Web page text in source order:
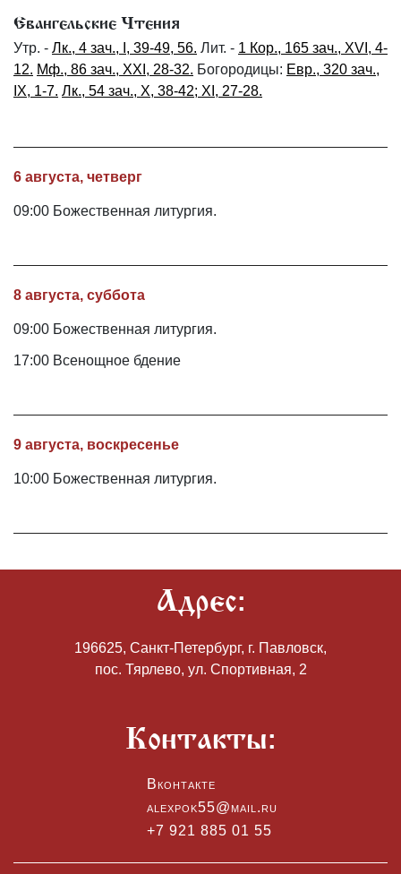
Евангельские Чтения
Утр. - Лк., 4 зач., I, 39-49, 56. Лит. - 1 Кор., 165 зач., XVI, 4-
12. Мф., 86 зач., XXI, 28-32. Богородицы: Евр., 320 зач.,
IX, 1-7. Лк., 54 зач., X, 38-42; XI, 27-28.
6 августа, четверг
09:00 Божественная литургия.
8 августа, суббота
09:00 Божественная литургия.
17:00 Всенощное бдение
9 августа, воскресенье
10:00 Божественная литургия.
Адрес:
196625, Санкт-Петербург, г. Павловск,
пос. Тярлево, ул. Спортивная, 2
Контакты:
Вконтакте
alexpok55@mail.ru
+7 921 885 01 55